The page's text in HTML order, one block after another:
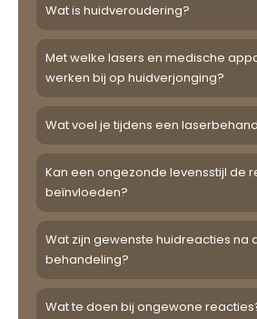
Wat is huidveroudering?
Met welke lasers en medische
werken bij op huidverjonging?
Wat voel je tijdens een
Kan een ongezonde levensstijl de
beïnvloeden?
Wat zijn gewenste huidreacties na
behandeling?
Wat te doen bij ongewone